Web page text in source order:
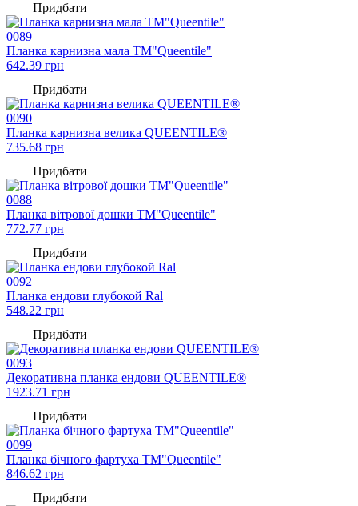
Придбати
0089
Планка карнизна мала TM"Queentile"
642.39 грн
Придбати
0090
Планка карнизна велика QUEENTILE®
735.68 грн
Придбати
0088
Планка вітрової дошки TM"Queentile"
772.77 грн
Придбати
0092
Планка ендови глубокой Ral
548.22 грн
Придбати
0093
Декоративна планка ендови QUEENTILE®
1923.71 грн
Придбати
0099
Планка бічного фартуха TM"Queentile"
846.62 грн
Придбати